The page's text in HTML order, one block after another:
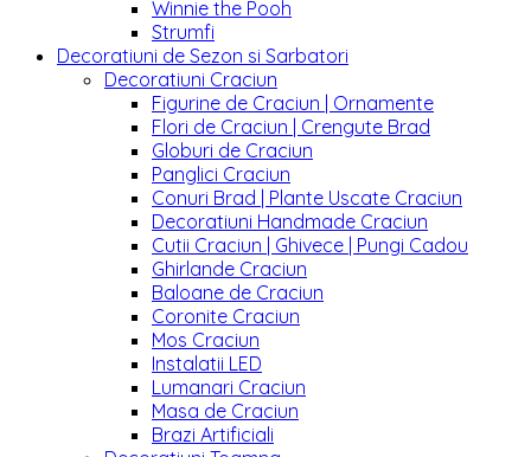
Winnie the Pooh
Strumfi
Decoratiuni de Sezon si Sarbatori
Decoratiuni Craciun
Figurine de Craciun | Ornamente
Flori de Craciun | Crengute Brad
Globuri de Craciun
Panglici Craciun
Conuri Brad | Plante Uscate Craciun
Decoratiuni Handmade Craciun
Cutii Craciun | Ghivece | Pungi Cadou
Ghirlande Craciun
Baloane de Craciun
Coronite Craciun
Mos Craciun
Instalatii LED
Lumanari Craciun
Masa de Craciun
Brazi Artificiali